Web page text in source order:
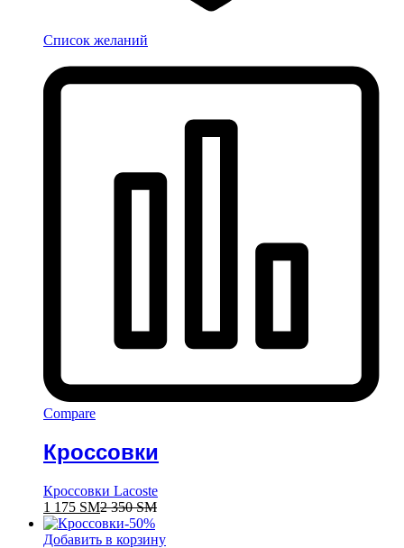
Список желаний
Compare
Кроссовки
Кроссовки Lacoste
1 175 ЅМ2 350ЅМ
-50%
Добавить в корзину